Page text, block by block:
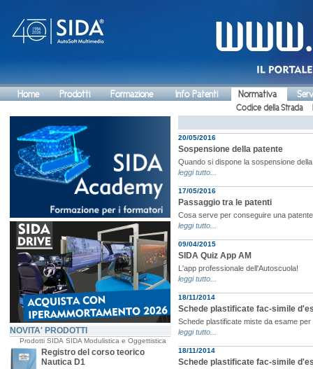
Home Prodotti Formazione Info Patenti Normativa
Codice della Strada
NOVITA' PRODOTTI
Prodotti SIDA SIDA Modulistica e Oggettistica
Registro del corso teorico
Nautica D1
20/05/2016
Sospensione della patente
Quando si dispone la sospensione
leggi tutto...
17/05/2016
Passaggio tra le patenti
Cosa serve per conseguire una
leggi tutto...
09/04/2015
SIDA Quiz App AM
L'app professionale dell'Autoscuola!
leggi tutto...
18/11/2014
Schede plastificate fac-simile
Schede plastificate miste da esame
leggi tutto...
18/11/2014
Schede plastificate fac-simile